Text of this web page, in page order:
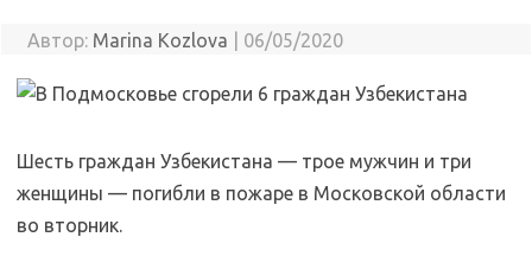
Автор: Marina Kozlova 06/05/2020
Шесть граждан Узбекистана — трое мужчин и три
женщины — погибли в пожаре в Московской области
во вторник.